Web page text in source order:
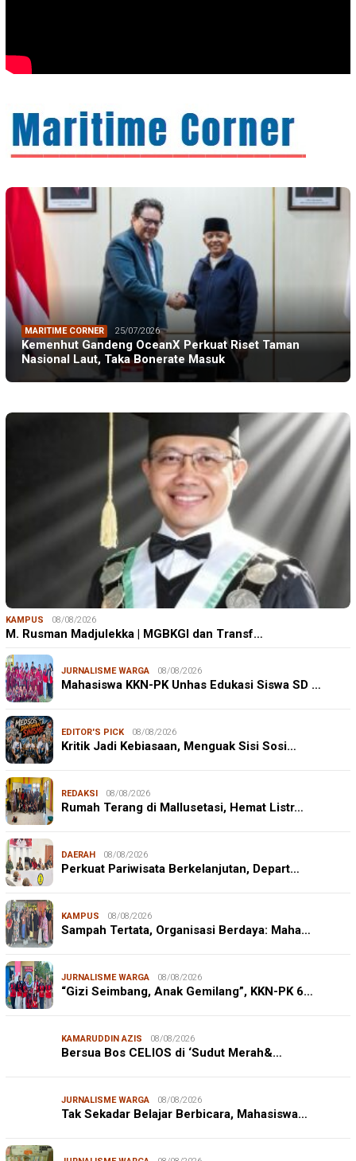
MARITIME CORNER 25/07/2026
Kemenhut Gandeng OceanX Perkuat Riset Taman
Nasional Laut, Taka Bonerate Masuk
KAMPUS 08/08/2026
M. Rusman Madjulekka | MGBKGI dan Transf…
JURNALISME WARGA 08/08/2026
Mahasiswa KKN-PK Unhas Edukasi Siswa SD …
EDITOR'S PICK 08/08/2026
Kritik Jadi Kebiasaan, Menguak Sisi Sosi…
REDAKSI 08/08/2026
Rumah Terang di Mallusetasi, Hemat Listr…
DAERAH 08/08/2026
Perkuat Pariwisata Berkelanjutan, Depart…
KAMPUS 08/08/2026
Sampah Tertata, Organisasi Berdaya: Maha…
JURNALISME WARGA 08/08/2026
“Gizi Seimbang, Anak Gemilang”, KKN-PK 6…
KAMARUDDIN AZIS 08/08/2026
Bersua Bos CELIOS di ‘Sudut Merah&…
JURNALISME WARGA 08/08/2026
Tak Sekadar Belajar Berbicara, Mahasiswa…